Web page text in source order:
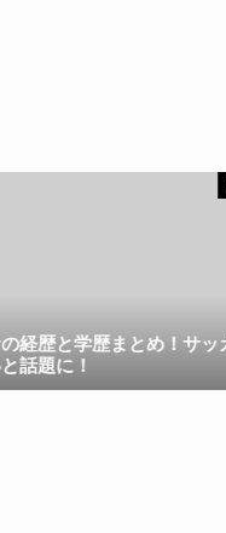
まとめ！サッカー